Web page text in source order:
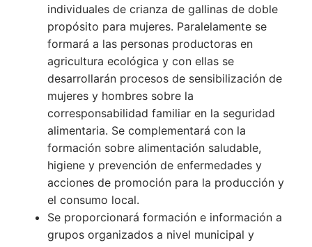
individuales de crianza de gallinas de doble
propósito para mujeres. Paralelamente se
formará a las personas productoras en
agricultura ecológica y con ellas se
desarrollarán procesos de sensibilización de
mujeres y hombres sobre la
corresponsabilidad familiar en la seguridad
alimentaria. Se complementará con la
formación sobre alimentación saludable,
higiene y prevención de enfermedades y
acciones de promoción para la producción y
el consumo local.
Se proporcionará formación e información a
grupos organizados a nivel municipal y